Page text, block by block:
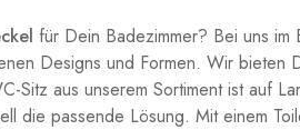
für Dein Badezimmer? Bei uns
Designs und Formen. Wir bieten
Sitz aus unserem Sortiment ist auf
die passende Lösung. Mit einem